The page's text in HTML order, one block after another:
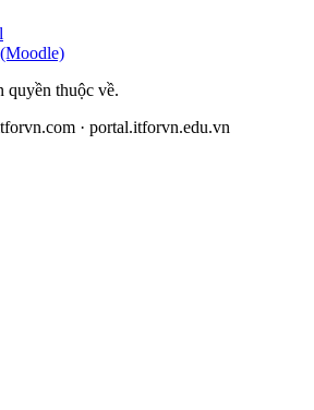
quyền thuộc về.
· portal.itforvn.edu.vn